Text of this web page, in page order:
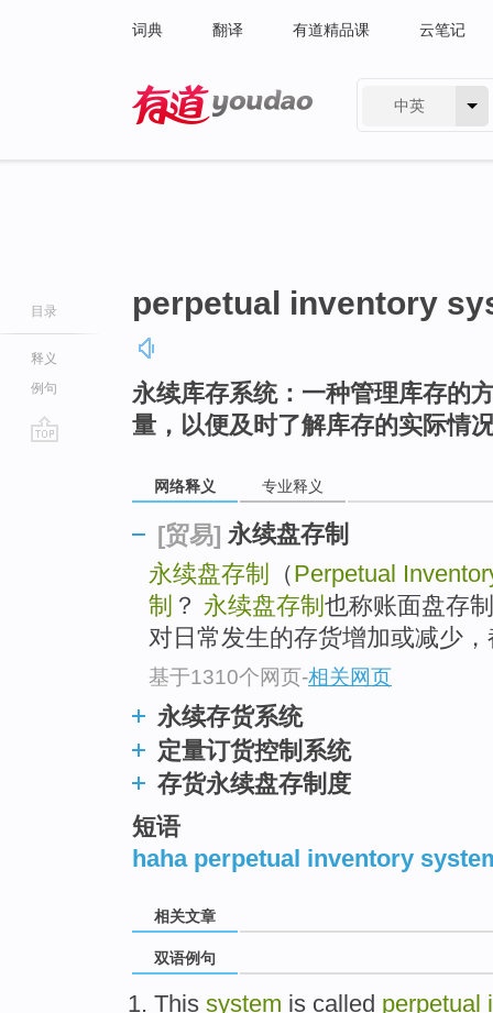
词典 翻译 有道精品课 云笔记
中英
目录
释义
例句
perpetual inventory
永续库存系统：一种管理库存的
量，以便及时了解库存的实际情
网络释义 专业释义
[贸易] 永续盘存制
永续盘存制
（Perpetual
制 ？ 永续盘存制 也称账面盘存
对日常发生的存货增加或减少
基于1310个网页-相关网页
永续存货系统
定量订货控制系统
存货永续盘存制度
短语
haha perpetual inventory
相关文章
双语例句
This system is called perpetual